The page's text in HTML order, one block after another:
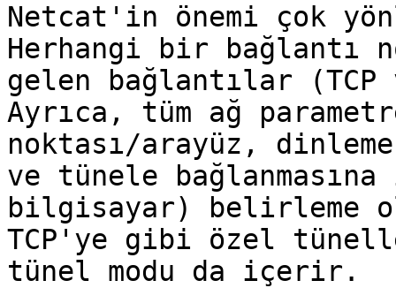
Netcat'in önemi çok
Herhangi bir bağlantı
gelen bağlantılar
Ayrıca, tüm ağ
noktası/arayüz,
ve tünele
bilgisayar) belirleme
TCP'ye gibi özel
tünel modu da içerir.